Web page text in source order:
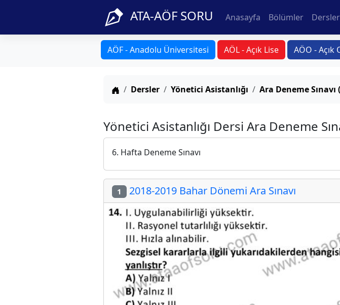
ATA-AÖF SORU Anasayfa Bölümler Dersler
AÖF - Anadolu Üniversitesi AÖL - Açık Lise AÖO - Açık
Anasayfa
Dersler Yönetici Asistanlığı Ara Deneme
Yönetici Asistanlığı Dersi Ara Deneme
6. Hafta Deneme Sınavı
1 2018-2019 Bahar Dönemi Ara Sınavı